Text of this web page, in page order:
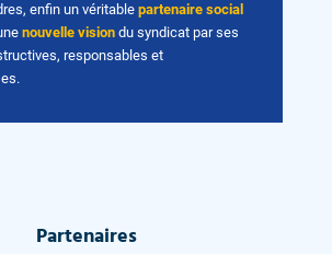
enfin un véritable partenaire social
nouvelle visiondu syndicat par ses
responsables et
Partenaires